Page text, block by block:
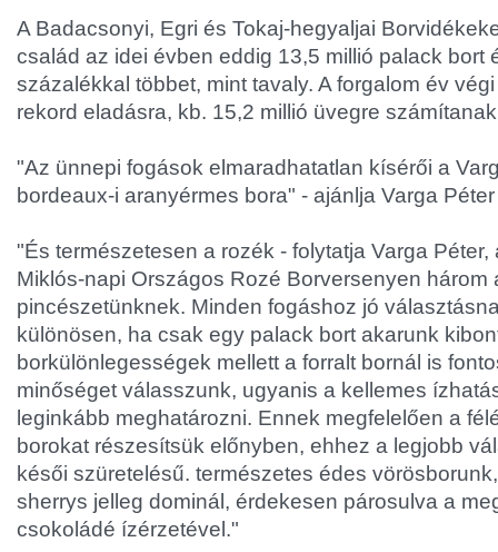
A Badacsonyi, Egri és Tokaj-hegyaljai
család az idei évben eddig 13,5 millió palack bort
százalékkal többet, mint tavaly. A forgalom év
rekord eladásra, kb. 15,2 millió üvegre
"Az ünnepi fogások elmaradhatatlan kísérői a
bordeaux-i aranyérmes bora" - ajánlja Varga Péter
"És természetesen a rozék - folytatja Varga Péter,
Miklós-napi Országos Rozé Borversenyen három
pincészetünknek. Minden fogáshoz jó
különösen, ha csak egy palack bort akarunk
borkülönlegességek mellett a forralt bornál is
minőséget válasszunk, ugyanis a kellemes
leginkább meghatározni. Ennek megfelelően a
borokat részesítsük előnyben, ehhez a legjobb
késői szüretelésű. természetes édes
sherrys jelleg dominál, érdekesen párosulva a
csokoládé ízérzetével."